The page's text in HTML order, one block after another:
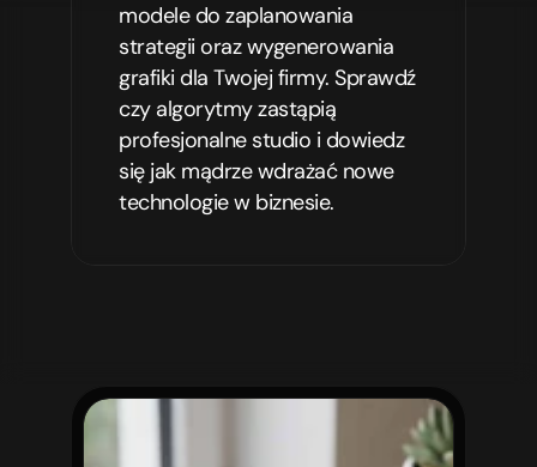
modele do zaplanowania
strategii oraz wygenerowania
grafiki dla Twojej firmy. Sprawdź
czy algorytmy zastąpią
profesjonalne studio i dowiedz
się jak mądrze wdrażać nowe
technologie w biznesie.